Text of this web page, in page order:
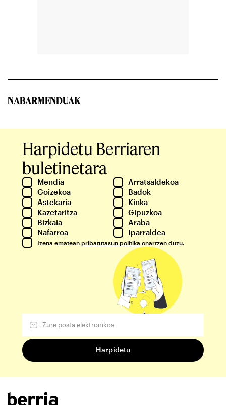
NABARMENDUAK
Harpidetu Berriaren
buletinetara
Mendia
Arratsaldekoa
Goizekoa
Badok
Astekaria
Kinka
Kazetaritza
Gipuzkoa
Bizkaia
Araba
Nafarroa
Iparraldea
Izena ematean pribatutasun politika onartzen duzu.